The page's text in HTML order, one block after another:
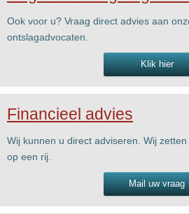
Ook voor u? Vraag direct advies aan
ontslagadvocaten.
Klik hier
Financieel advies
Wij kunnen u direct adviseren. Wij
op een rij.
Mail uw vraag